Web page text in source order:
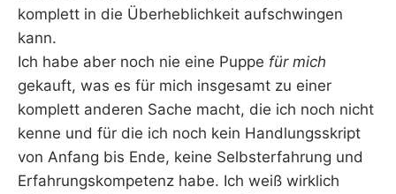
komplett in die Überheblichkeit aufschwingen
kann.
Ich habe aber noch nie eine Puppe für mich
gekauft, was es für mich insgesamt zu einer
komplett anderen Sache macht, die ich noch nicht
kenne und für die ich noch kein Handlungsskript
von Anfang bis Ende, keine Selbsterfahrung und
Erfahrungskompetenz habe. Ich weiß wirklich